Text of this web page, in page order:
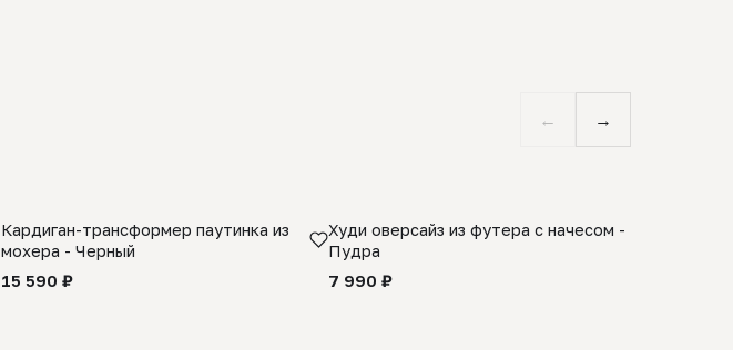
← →
Кардиган-трансформер паутинка из
мохера - Черный
15 590 ₽
Худи оверсайз из футера с начесом -
Пудра
7 990 ₽